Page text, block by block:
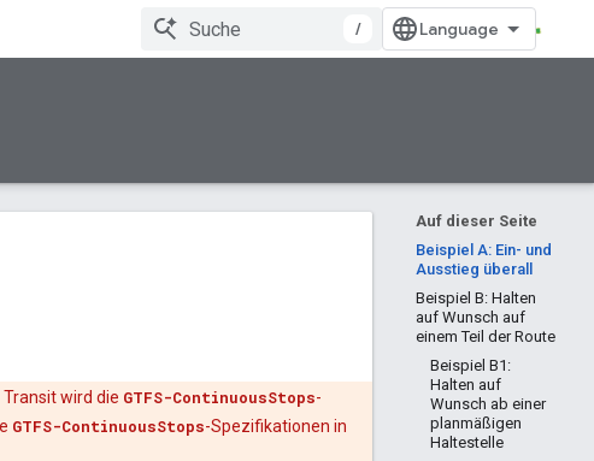
/
Auf dieser Seite
Beispiel A: Ein- und
Ausstieg überall
Beispiel B: Halten
auf Wunsch auf
einem Teil der Route
Beispiel B1:
Halten auf
Wunsch ab einer
planmäßigen
Haltestelle
wird die GTFS-ContinuousStops-
GTFS-ContinuousStops-Spezifikationen in